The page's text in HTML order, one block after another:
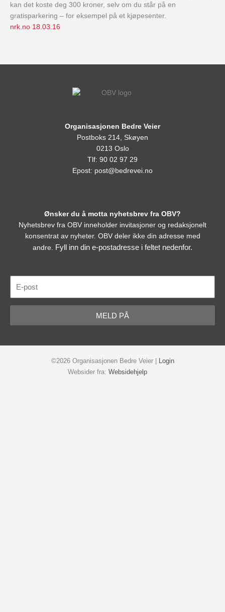
kan det koste deg 300 kroner, selv om du står på en
gratisparkering – for eksempel på et kjøpesenter.
nrk.no 18.03.16
Organisasjonen Bedre Veier
Postboks 214, Skøyen
0213 Oslo
Tlf: 90 02 97 29
Epost: post@bedrevei.no
Ønsker du å motta nyhetsbrev fra OBV?
Nyhetsbrev fra OBV inneholder invitasjoner og redaksjonelt
konsentrat av nyheter. OBV deler ikke din adresse med
andre. Fyll inn din e-postadresse i feltet nedenfor.
post
MELD PÅ
©2026 Organisasjonen Bedre Veier |
Login
Websider fra: Websidehjelp